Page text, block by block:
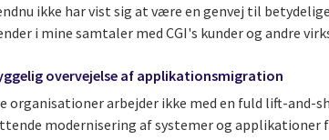
ikke har vist sig at være en genvej til
i mine samtaler med CGI's kunder og andre
overvejelse af applikationsmigration
organisationer arbejder ikke med en fuld lift-and-
modernisering af systemer og applikationer